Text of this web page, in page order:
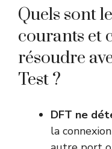
Quels sont
courants et
résoudre
Test ?
DFT ne
la